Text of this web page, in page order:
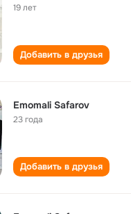
19 лет
Добавить в друзья
Emomali Safarov
23 года
Добавить в друзья